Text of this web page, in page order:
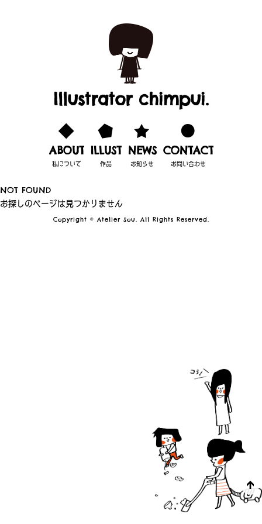
Illustrator chimpui.
ABOUT
私について
ILLUST
作品
NEWS
お知らせ
CONTACT
お問い合わせ
NOT FOUND
お探しのページは見つかりません
Copyright © Atelier Sou. All Rights Reserved.